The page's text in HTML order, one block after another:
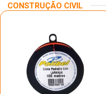
CONSTRUÇÃO CIVIL